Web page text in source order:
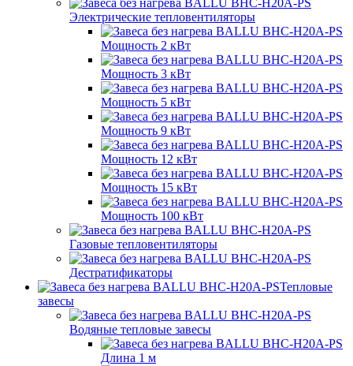
Электрические тепловентиляторы
Мощность 2 кВт
Мощность 3 кВт
Мощность 5 кВт
Мощность 9 кВт
Мощность 12 кВт
Мощность 15 кВт
Мощность 100 кВт
Газовые тепловентиляторы
Дестратификаторы
Тепловые
завесы
Водяные тепловые завесы
Длина 1 м